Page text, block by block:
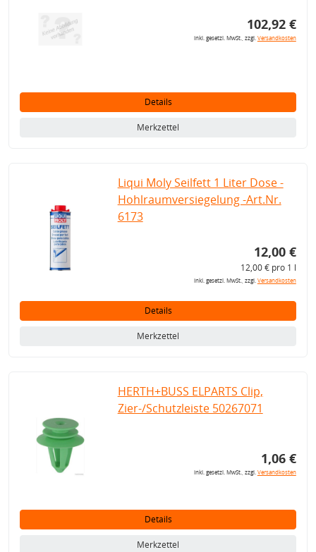
102,92 €
inkl. gesetzl. MwSt., zzgl.Versandkosten
Details
Merkzettel
Liqui Moly Seilfett 1 Liter Dose -
Hohlraumversiegelung -Art.Nr.
6173
12,00 €
12,00 € pro 1 l
inkl. gesetzl. MwSt., zzgl.Versandkosten
Details
Merkzettel
HERTH+BUSS ELPARTS Clip,
Zier-/Schutzleiste 50267071
1,06 €
inkl. gesetzl. MwSt., zzgl.Versandkosten
Details
Merkzettel